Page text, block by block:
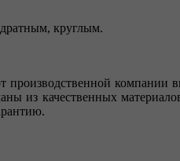
круглым.
производственной
из качественных